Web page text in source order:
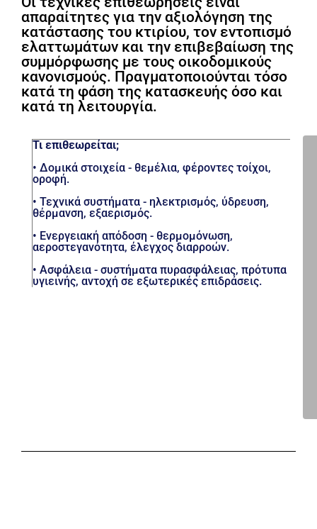
απαραίτητες για την αξιολόγηση της
κατάστασης του κτιρίου, τον εντοπισμό
ελαττωμάτων και την επιβεβαίωση της
συμμόρφωσης με τους οικοδομικούς
κανονισμούς. Πραγματοποιούνται τόσο
κατά τη φάση της κατασκευής όσο και
κατά τη λειτουργία.
Τι επιθεωρείται;
• Δομικά στοιχεία - θεμέλια, φέροντες τοίχοι,
οροφή.
• Τεχνικά συστήματα - ηλεκτρισμός, ύδρευση,
θέρμανση, εξαερισμός.
• Ενεργειακή απόδοση - θερμομόνωση,
αεροστεγανότητα, έλεγχος διαρροών.
• Ασφάλεια - συστήματα πυρασφάλειας, πρότυπα
υγιεινής, αντοχή σε εξωτερικές επιδράσεις.